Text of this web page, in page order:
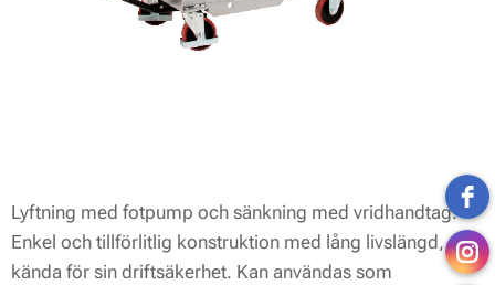
Lyftning med fotpump och sänkning med vridhandtag.
Enkel och tillförlitlig konstruktion med lång livslängd,
kända för sin driftsäkerhet. Kan användas som